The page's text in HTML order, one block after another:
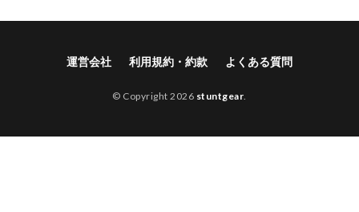
運営会社 利用規約・約款 よくある質問
© Copyright 2026 stuntgear.